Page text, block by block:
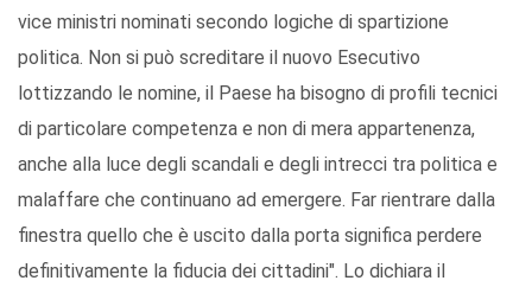
vice ministri nominati secondo logiche di spartizione
politica. Non si può screditare il nuovo Esecutivo
lottizzando le nomine, il Paese ha bisogno di profili tecnici
di particolare competenza e non di mera appartenenza,
anche alla luce degli scandali e degli intrecci tra politica e
malaffare che continuano ad emergere. Far rientrare dalla
finestra quello che è uscito dalla porta significa perdere
definitivamente la fiducia dei cittadini". Lo dichiara il